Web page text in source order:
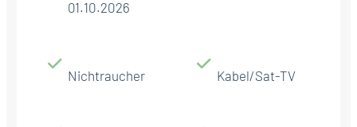
01.10.2026
Nichtraucher Kabel/Sat-TV